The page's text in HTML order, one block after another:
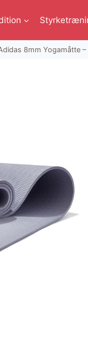
8mm Yogamåtte –